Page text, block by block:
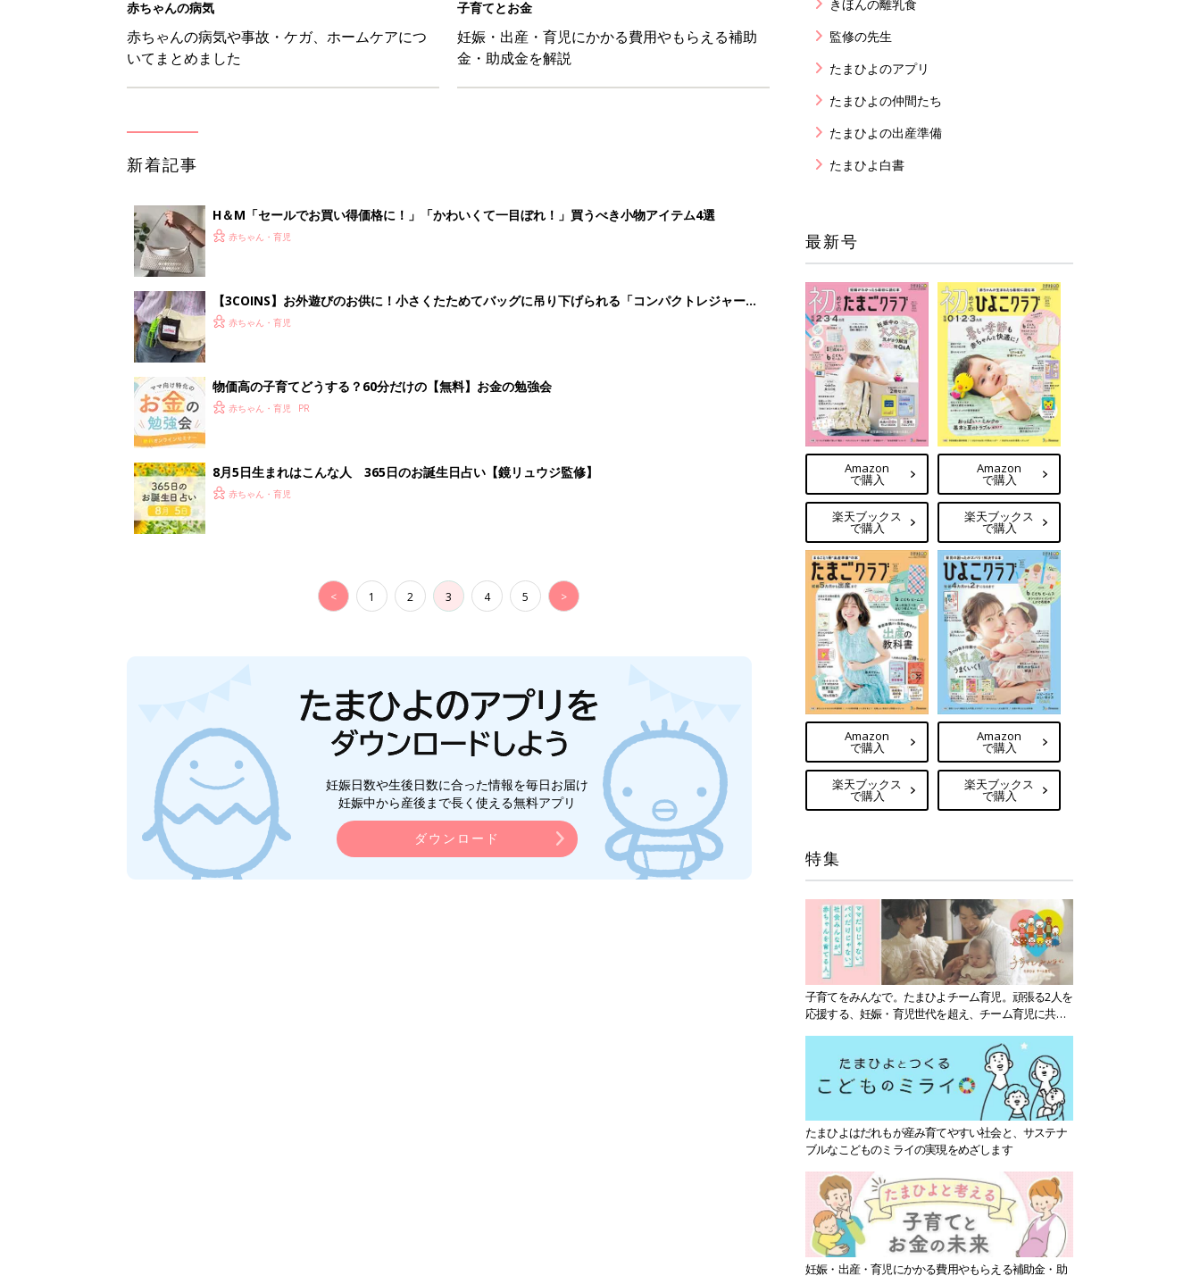
赤ちゃんの病気
赤ちゃんの病気や事故・ケガ、ホームケアにつ
いてまとめました
子育てとお金
妊娠・出産・育児にかかる費用やもらえる補助
金・助成金を解説
新着記事
H＆М「セールでお買い得価格に！」「かわいくて一目ぼれ！」買うべき小物アイテム4選
赤ちゃん・育児
【3COINS】お外遊びのお供に！小さくたためてバッグに吊り下げられる「コンパクトレジャーシ
ート」
赤ちゃん・育児
物価高の子育てどうする？60分だけの【無料】お金の勉強会
赤ちゃん・育児
8月5日生まれはこんな人 365日のお誕生日占い【鏡リュウジ監修】
赤ちゃん・育児
< 1 2 3 4 5 >
妊娠日数や生後日数に合った情報を毎日お届け
妊娠中から産後まで長く使える無料アプリ
ダウンロード
きほんの離乳食
監修の先生
たまひよのアプリ
たまひよの仲間たち
たまひよの出産準備
たまひよ白書
最新号
Amazon
で購入
楽天ブックス
で購入
Amazon
で購入
楽天ブックス
で購入
Amazon
で購入
楽天ブックス
で購入
Amazon
で購入
楽天ブックス
で購入
特集
子育てをみんなで。たまひよチーム育児。頑張る2人を
応援する、妊娠・育児世代を超え、チーム育児に共感
たまひよはだれもが産み育てやすい社会と、サステナ
ブルなこどものミライの実現をめざします
妊娠・出産・育児にかかる費用やもらえる補助金・助